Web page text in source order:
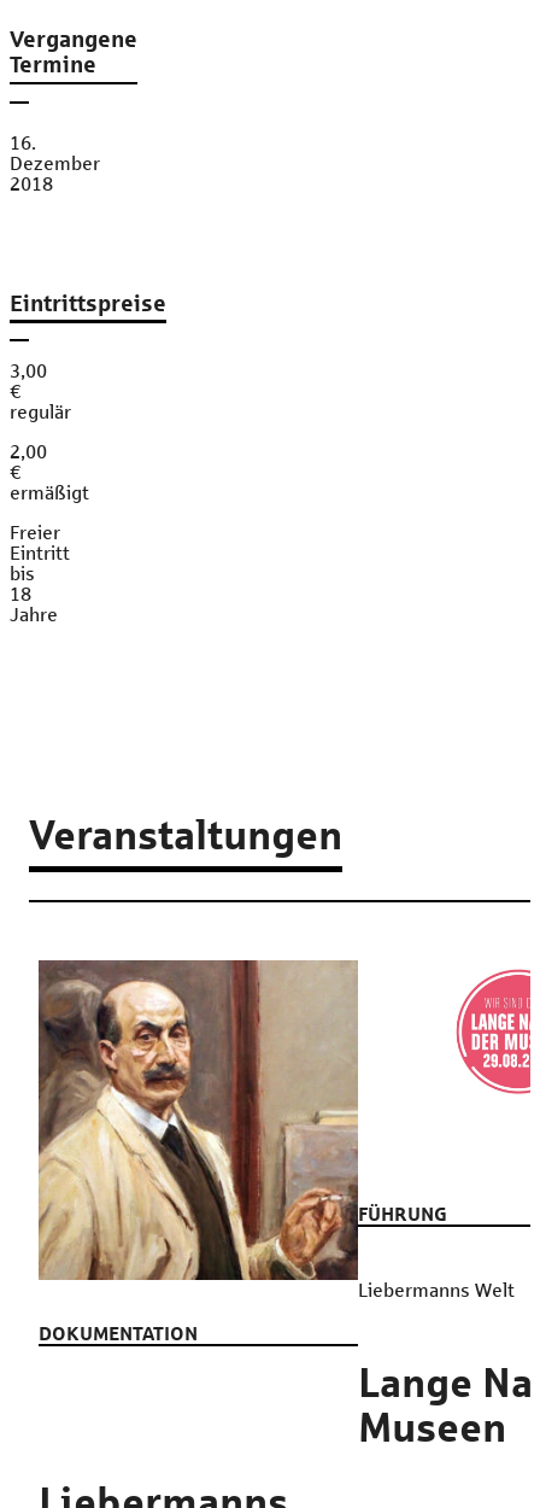
Vergangene
Termine
16.
Dezember
2018
Eintrittspreise
3,00
€
regulär
2,00
€
ermäßigt
Freier
Eintritt
bis
18
Jahre
Veranstaltungen
DOKUMENTATION
FÜHRUNG
Liebermanns Welt
Lange
Museen